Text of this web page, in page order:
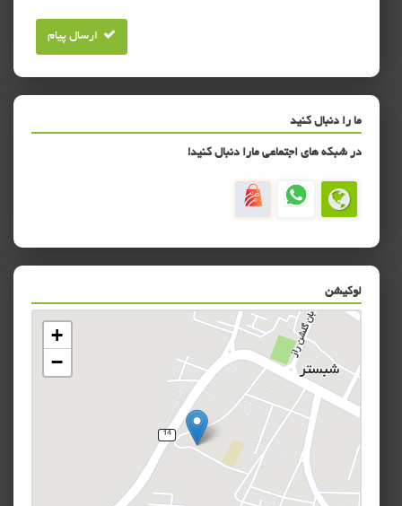
ارسال پیام
ما را دنبال کنید
در شبکه های اجتماعی مارا دنبال کنید!
لوکیشن